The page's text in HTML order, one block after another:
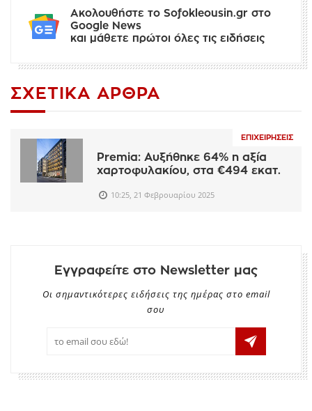
Ακολουθήστε το Sofokleousin.gr στο
Google News
και μάθετε πρώτοι όλες τις ειδήσεις
ΣΧΕΤΙΚΆ ΆΡΘΡΑ
ΕΠΙΧΕΙΡΉΣΕΙΣ
Premia: Αυξήθηκε 64% η αξία
χαρτοφυλακίου, στα €494 εκατ.
10:25, 21 Φεβρουαρίου 2025
Εγγραφείτε στο Newsletter μας
Οι σημαντικότερες ειδήσεις της ημέρας στο email
σου